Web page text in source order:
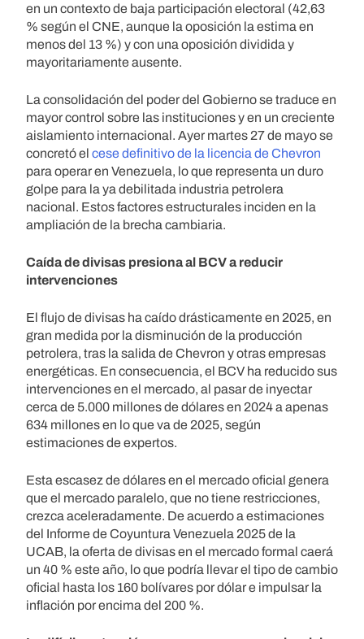
en un contexto de baja participación electoral (42,63
% según el CNE, aunque la oposición la estima en
menos del 13 %) y con una oposición dividida y
mayoritariamente ausente.
La consolidación del poder del Gobierno se traduce en
mayor control sobre las instituciones y en un creciente
aislamiento internacional. Ayer martes 27 de mayo se
concretó el cese definitivo de la licencia de Chevron
para operar en Venezuela, lo que representa un duro
golpe para la ya debilitada industria petrolera
nacional. Estos factores estructurales inciden en la
ampliación de la brecha cambiaria.
Caída de divisas presiona al BCV a reducir
intervenciones
El flujo de divisas ha caído drásticamente en 2025, en
gran medida por la disminución de la producción
petrolera, tras la salida de Chevron y otras empresas
energéticas. En consecuencia, el BCV ha reducido sus
intervenciones en el mercado, al pasar de inyectar
cerca de 5.000 millones de dólares en 2024 a apenas
634 millones en lo que va de 2025, según
estimaciones de expertos.
Esta escasez de dólares en el mercado oficial genera
que el mercado paralelo, que no tiene restricciones,
crezca aceleradamente. De acuerdo a estimaciones
del Informe de Coyuntura Venezuela 2025 de la
UCAB, la oferta de divisas en el mercado formal caerá
un 40 % este año, lo que podría llevar el tipo de cambio
oficial hasta los 160 bolívares por dólar e impulsar la
inflación por encima del 200 %.